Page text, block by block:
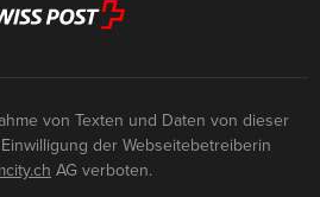
von Texten und Daten von dieser
der Webseitebetreiberin
AG verboten.